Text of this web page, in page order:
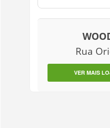
Rua
VER MAIS